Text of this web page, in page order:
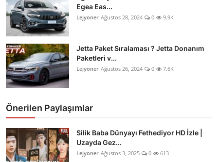
Egea Eas...
Lejyoner Ağustos 28, 2024 0 9.9K
Jetta Paket Sıralaması ? Jetta Donanım
Paketleri v...
Lejyoner Ağustos 26, 2024 0 7.6K
Önerilen Paylaşımlar
Silik Baba Dünyayı Fethediyor HD İzle |
Uzayda Gez...
Lejyoner Ağustos 3, 2025 0 613